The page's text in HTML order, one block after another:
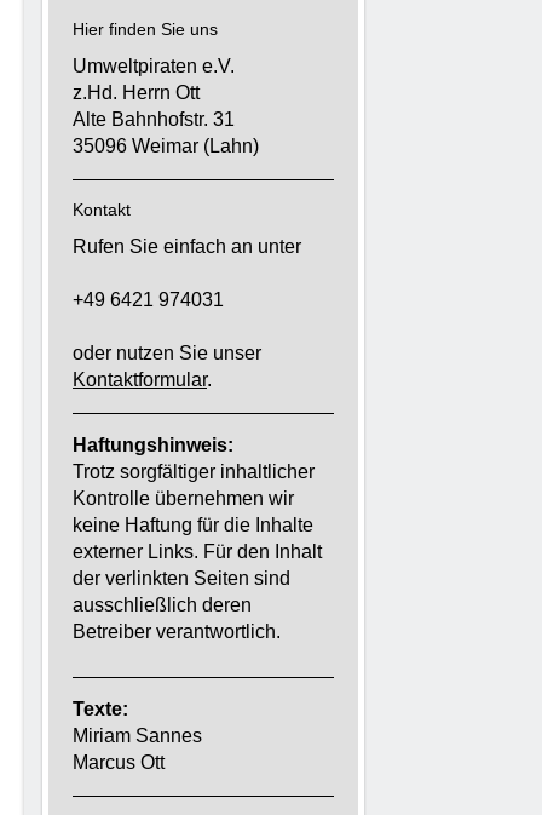
Hier finden Sie uns
Umweltpiraten e.V.
z.Hd. Herrn Ott
Alte Bahnhofstr. 31
35096 Weimar (Lahn)
Kontakt
Rufen Sie einfach an unter
+49 6421 974031
oder nutzen Sie unser
Kontaktformular.
Haftungshinweis:
Trotz sorgfältiger inhaltlicher
Kontrolle übernehmen wir
keine Haftung für die Inhalte
externer Links. Für den Inhalt
der verlinkten Seiten sind
ausschließlich deren
Betreiber verantwortlich.
Texte:
Miriam Sannes
Marcus Ott